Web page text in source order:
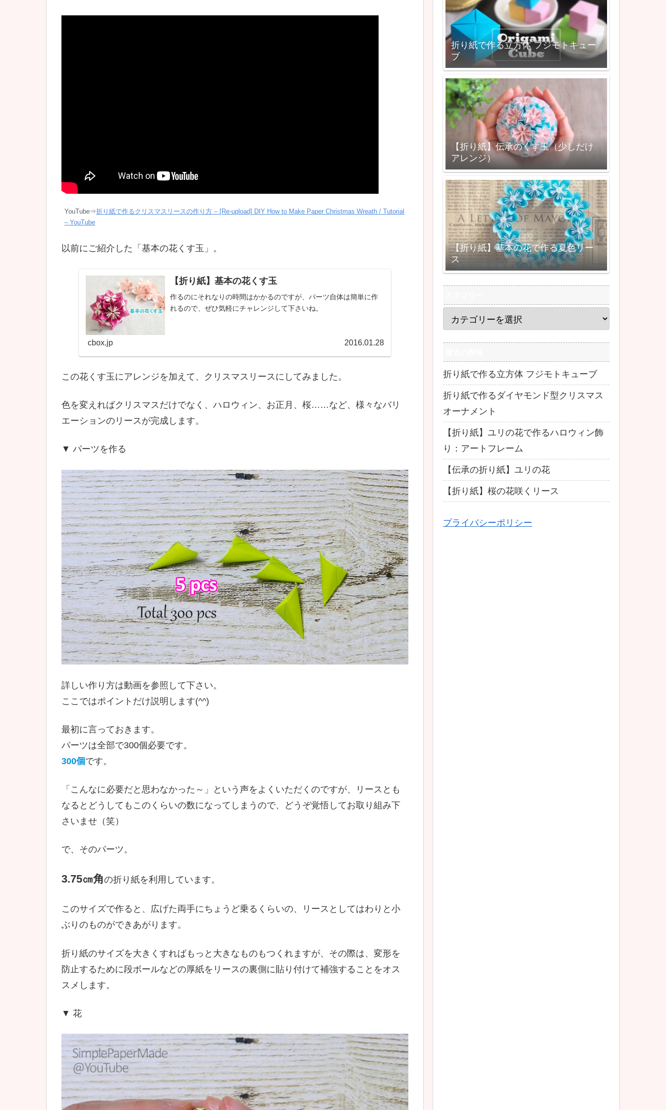
YouTube⇒折り紙で作るクリスマスリースの作り方 – [Re-upload] DIY How to Make Paper Christmas Wreath / Tutorial
– YouTube
以前にご紹介した「基本の花くす玉」。
【折り紙】基本の花くす玉
作るのにそれなりの時間はかかるのですが、パーツ自体は簡単に作
れるので、ぜひ気軽にチャレンジして下さいね。
cbox.jp 2016.01.28
この花くす玉にアレンジを加えて、クリスマスリースにしてみました。
色を変えればクリスマスだけでなく、ハロウィン、お正月、桜……など、様々なバリ
エーションのリースが完成します。
▼ パーツを作る
詳しい作り方は動画を参照して下さい。
ここではポイントだけ説明します(^^)
最初に言っておきます。
パーツは全部で300個必要です。
300個 です。
「こんなに必要だと思わなかった～」という声をよくいただくのですが、リースとも
なるとどうしてもこのくらいの数になってしまうので、どうぞ覚悟してお取り組み下
さいませ（笑）
で、そのパーツ。
3.75㎝角の折り紙を利用しています。
このサイズで作ると、広げた両手にちょうど乗るくらいの、リースとしてはわりと小
ぶりのものができあがります。
折り紙のサイズを大きくすればもっと大きなものもつくれますが、その際は、変形を
防止するために段ボールなどの厚紙をリースの裏側に貼り付けて補強することをオス
スメします。
▼ 花
折り紙で作る立方体 フジモトキュー
ブ
【折り紙】伝承のくす玉（少しだけ
アレンジ）
【折り紙】基本の花で作る夏色リー
ス
折り紙で作る立方体 フジモトキューブ
折り紙で作るダイヤモンド型クリスマス
オーナメント
【折り紙】ユリの花で作るハロウィン飾
り：アートフレーム
【伝承の折り紙】ユリの花
【折り紙】桜の花咲くリース
プライバシーポリシー